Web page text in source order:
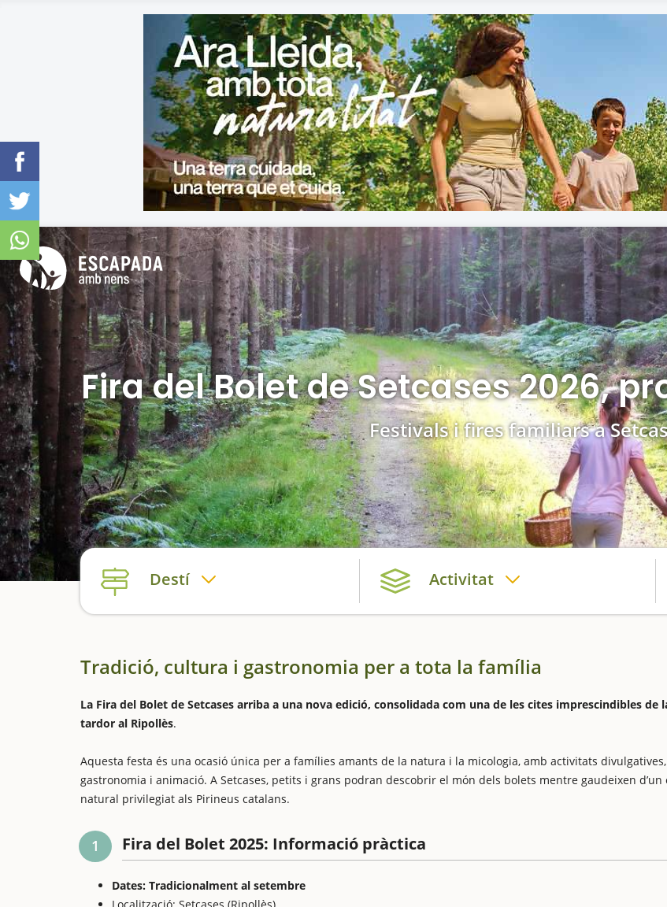
Fira del Bolet de Setcases 2026,
Festivals i fires familiars a
Destí Activitat
Tradició, cultura i gastronomia per a tota la família
La Fira del Bolet de Setcases arriba a una nova edició, consolidada com una de les cites imprescindibles de
tardor al Ripollès.
Aquesta festa és una ocasió única per a famílies amants de la natura i la micologia, amb activitats divulgatives,
gastronomia i animació. A Setcases, petits i grans podran descobrir el món dels bolets mentre gaudeixen d’un
natural privilegiat als Pirineus catalans.
1 Fira del Bolet 2025: Informació pràctica
Dates: Tradicionalment al setembre